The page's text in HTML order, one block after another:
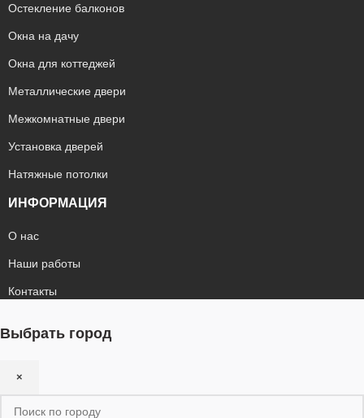
Остекление балконов
Окна на дачу
Окна для коттеджей
Металлические двери
Межкомнатные двери
Установка дверей
Натяжные потолки
ИНФОРМАЦИЯ
О нас
Наши работы
Контакты
Выбрать город
×